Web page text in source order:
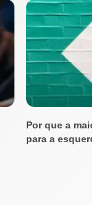
Por que a
para a